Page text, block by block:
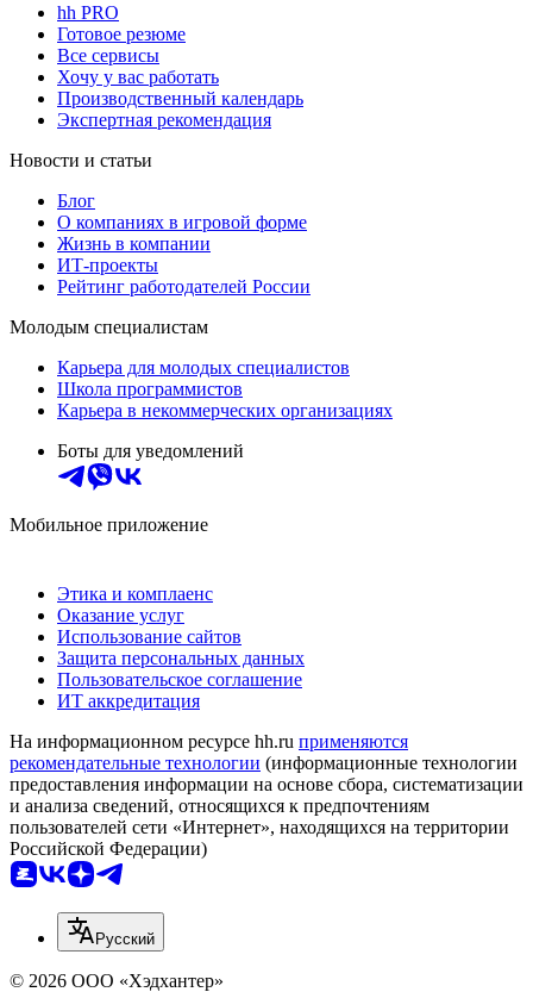
hh PRO
Готовое резюме
Все сервисы
Хочу у вас работать
Производственный календарь
Экспертная рекомендация
Новости и статьи
Блог
О компаниях в игровой форме
Жизнь в компании
ИТ-проекты
Рейтинг работодателей России
Молодым специалистам
Карьера для молодых специалистов
Школа программистов
Карьера в некоммерческих организациях
Боты для уведомлений
Мобильное приложение
Этика и комплаенс
Оказание услуг
Использование сайтов
Защита персональных данных
Пользовательское соглашение
ИТ аккредитация
На информационном ресурсе hh.ru применяются
рекомендательные технологии (информационные технологии
предоставления информации на основе сбора, систематизации
и анализа сведений, относящихся к предпочтениям
пользователей сети «Интернет», находящихся на территории
Российской Федерации)
Русский
© 2026 ООО «Хэдхантер»